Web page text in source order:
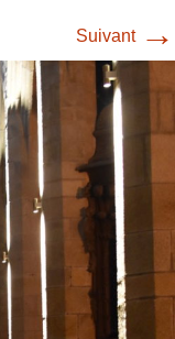
Suivant →